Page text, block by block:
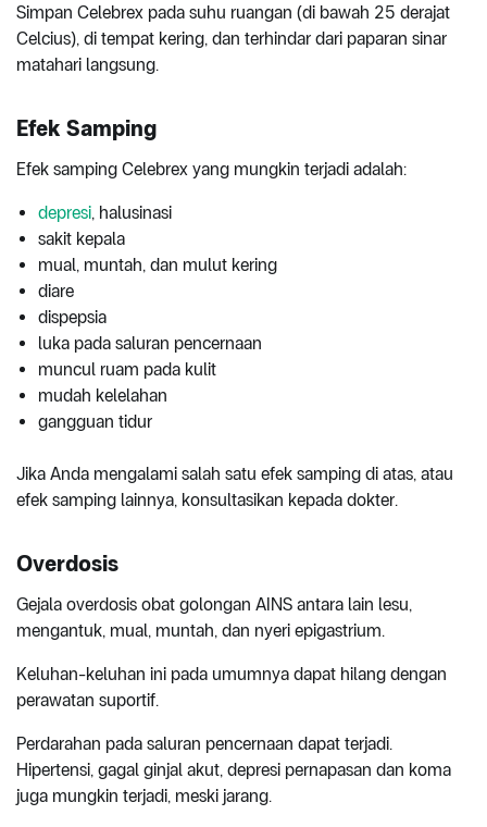
Simpan Celebrex pada suhu ruangan (di bawah 25 derajat
Celcius), di tempat kering, dan terhindar dari paparan sinar
matahari langsung.
Efek Samping
Efek samping Celebrex yang mungkin terjadi adalah:
depresi, halusinasi
sakit kepala
mual, muntah, dan mulut kering
diare
dispepsia
luka pada saluran pencernaan
muncul ruam pada kulit
mudah kelelahan
gangguan tidur
Jika Anda mengalami salah satu efek samping di atas, atau
efek samping lainnya, konsultasikan kepada dokter.
Overdosis
Gejala overdosis obat golongan AINS antara lain lesu,
mengantuk, mual, muntah, dan nyeri epigastrium.
Keluhan-keluhan ini pada umumnya dapat hilang dengan
perawatan suportif.
Perdarahan pada saluran pencernaan dapat terjadi.
Hipertensi, gagal ginjal akut, depresi pernapasan dan koma
juga mungkin terjadi, meski jarang.